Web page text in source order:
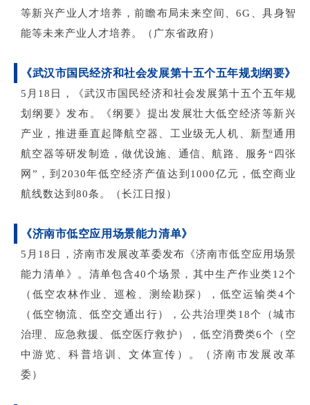
等新兴产业人才培养，前瞻布局未来空间、6G、具身智
能等未来产业人才培养。（广东省政府）
《武汉市国民经济和社会发展第十五个五年规划纲要》
5月18日，《武汉市国民经济和社会发展第十五个五年规
划纲要》发布。《纲要》提出发展壮大低空经济等新兴
产业，推进垂直起降航空器、工业级无人机、新型通用
航空器等研发制造，做优设施、通信、航路、服务“四张
网”，到2030年低空经济产值达到1000亿元，低空商业
航线数达到80条。（长江日报）
《济南市低空应用场景能力清单》
5月18日，济南市发展改革委发布《济南市低空应用场景
能力清单》。清单包含40个场景，其中生产作业类12个
（低空农林作业、巡检、测绘勘探），低空运输类4个
（低空物流、低空交通出行），公共治理类18个（城市
治理、应急救援、低空医疗救护），低空消费类6个（空
中游览、科普培训、文体宣传）。（济南市发展改革
委）